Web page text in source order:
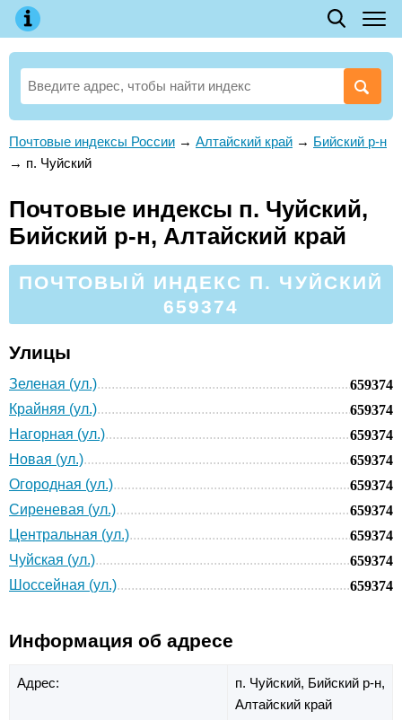
Почтовые индексы России → Алтайский край → Бийский р-н
→ п. Чуйский
Почтовые индексы п. Чуйский,
Бийский р-н, Алтайский край
ПОЧТОВЫЙ ИНДЕКС П. ЧУЙСКИЙ
659374
Улицы
Зеленая (ул.)
659374
Крайняя (ул.)
659374
Нагорная (ул.)
659374
Новая (ул.)
659374
Огородная (ул.)
659374
Сиреневая (ул.)
659374
Центральная (ул.)
659374
Чуйская (ул.)
659374
Шоссейная (ул.)
659374
Информация об адресе
Адрес: п. Чуйский, Бийский р-н,
Алтайский край